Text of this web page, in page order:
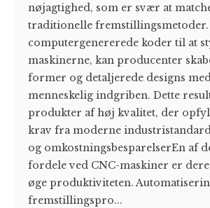
nøjagtighed, som er svær at
traditionelle fremstillingsmetoder.
computergenererede koder til at
maskinerne, kan producenter
former og detaljerede designs
menneskelig indgriben. Dette
produkter af høj kvalitet, der
krav fra moderne
og omkostningsbesparelserEn af
fordele ved CNC-maskiner er
øge produktiviteten.
fremstillingspro...